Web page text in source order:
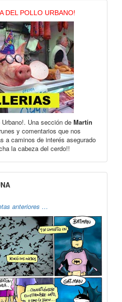
DEL POLLO URBANO!
Una sección de Martín
y comentarios que nos
a caminos de interés asegurado
la cabeza del cerdo!!
anteriores …